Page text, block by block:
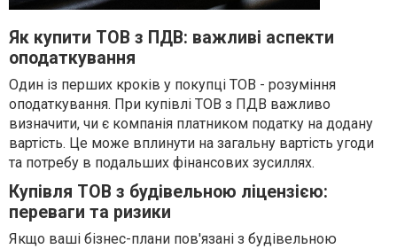
Як купити ТОВ з ПДВ: важливі аспекти
оподаткування
Один із перших кроків у покупці ТОВ - розуміння
оподаткування. При купівлі ТОВ з ПДВ важливо
визначити, чи є компанія платником податку на додану
вартість. Це може вплинути на загальну вартість угоди
та потребу в подальших фінансових зусиллях.
Купівля ТОВ з будівельною ліцензією:
переваги та ризики
Якщо ваші бізнес-плани пов'язані з будівельною